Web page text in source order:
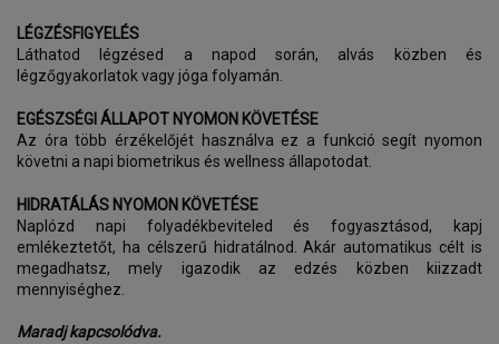
LÉGZÉSFIGYELÉS
Láthatod légzésed a napod során, alvás közben és
légzőgyakorlatok vagy jóga folyamán.
EGÉSZSÉGI ÁLLAPOT NYOMON KÖVETÉSE
Az óra több érzékelőjét használva ez a funkció segít nyomon
követni a napi biometrikus és wellness állapotodat.
HIDRATÁLÁS NYOMON KÖVETÉSE
Naplózd napi folyadékbeviteled és fogyasztásod, kapj
emlékeztetőt, ha célszerű hidratálnod. Akár automatikus célt is
megadhatsz, mely igazodik az edzés közben kiizzadt
mennyiséghez.
Maradj kapcsolódva.